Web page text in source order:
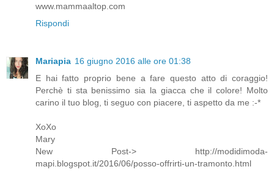
www.mammaaltop.com
Rispondi
Mariapia 16 giugno 2016 alle ore 01:38
E hai fatto proprio bene a fare questo atto di coraggio!
Perchè ti sta benissimo sia la giacca che il colore! Molto
carino il tuo blog, ti seguo con piacere, ti aspetto da me :-*
XoXo
Mary
New Post-> http://modidimoda-
mapi.blogspot.it/2016/06/posso-offrirti-un-tramonto.html